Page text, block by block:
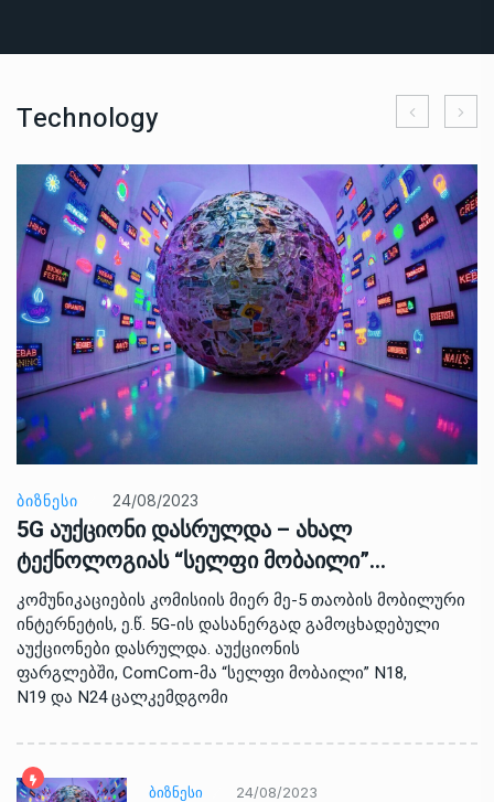
Technology
ᲑᲘᲖᲜᲔᲡᲘ 24/08/2023
5G აუქციონი დასრულდა – ახალ
ტექნოლოგიას “სელფი მობაილი”…
კომუნიკაციების კომისიის მიერ მე-5 თაობის მობილური
ინტერნეტის, ე.წ. 5G-ის დასანერგად გამოცხადებული
აუქციონები დასრულდა. აუქციონის
ფარგლებში, ComCom-მა “სელფი მობაილი” N18,
N19 და N24 ცალკემდგომი
ᲑᲘᲖᲜᲔᲡᲘ 24/08/2023